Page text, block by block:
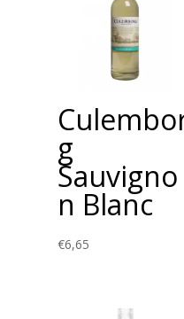
g
Sauvigno
n Blanc
€6,65